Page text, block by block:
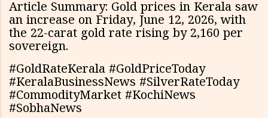
Article Summary: Gold prices in Kerala saw
an increase on Friday, June 12, 2026, with
the 22-carat gold rate rising by ₹2,160 per
sovereign.
#GoldRateKerala #GoldPriceToday
#KeralaBusinessNews #SilverRateToday
#CommodityMarket #KochiNews
#SobhaNews